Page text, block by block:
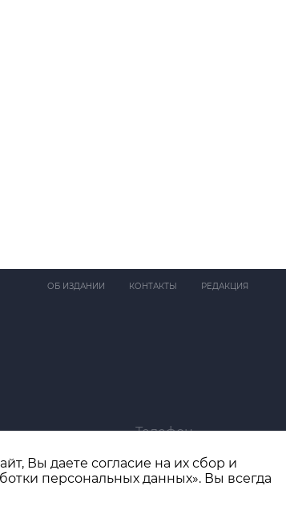
ОБ ИЗДАНИИ КОНТАКТЫ РЕДАКЦИЯ
Телефон
Вы даете согласие на их сбор и
персональных данных». Вы всегда